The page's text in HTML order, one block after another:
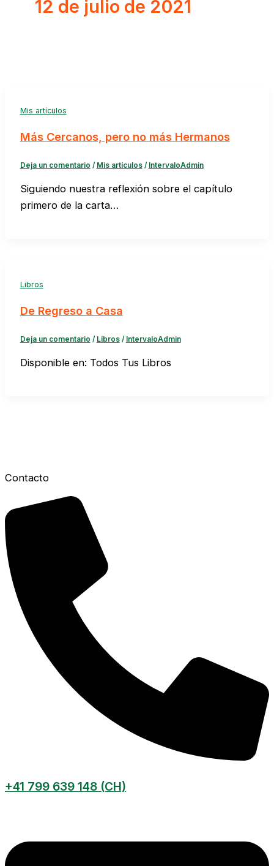
12 de julio de 2021
Mis artículos
Más Cercanos, pero no más Hermanos
Deja un comentario / Mis artículos/ IntervaloAdmin
Siguiendo nuestra reflexión sobre el capítulo
primero de la carta…
Libros
De Regreso a Casa
Deja un comentario / Libros/ IntervaloAdmin
Disponible en: Todos Tus Libros
Contacto
+41 799 639 148 (CH)